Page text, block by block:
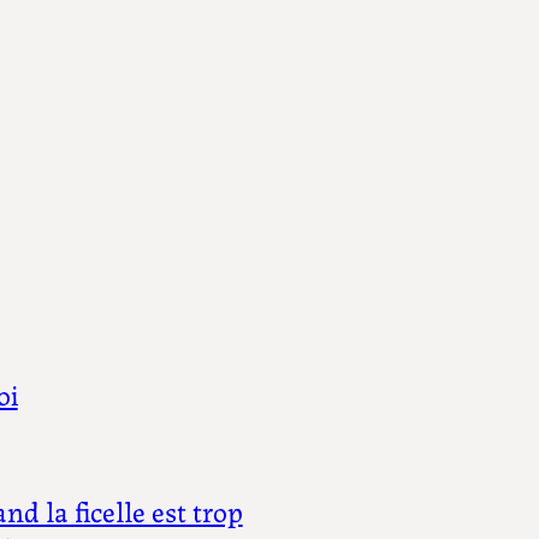
la ficelle est trop